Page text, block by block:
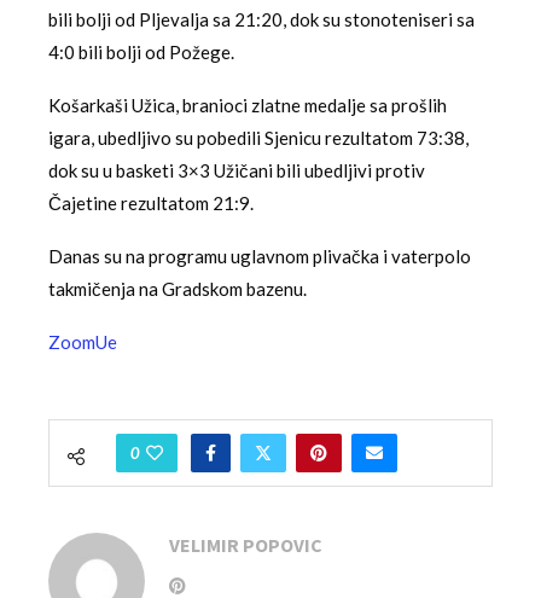
bili bolji od Pljevalja sa 21:20, dok su stonoteniseri sa
4:0 bili bolji od Požege.
Košarkaši Užica, branioci zlatne medalje sa prošlih
igara, ubedljivo su pobedili Sjenicu rezultatom 73:38,
dok su u basketi 3×3 Užičani bili ubedljivi protiv
Čajetine rezultatom 21:9.
Danas su na programu uglavnom plivačka i vaterpolo
takmičenja na Gradskom bazenu.
ZoomUe
0
VELIMIR POPOVIC